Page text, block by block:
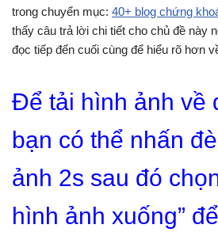
trong chuyển mục: 40+ blog chứng
thấy câu trả lời chi tiết cho chủ đề này
đọc tiếp đến cuối cùng để hiểu rõ hơn
Để tải hình ảnh về
bạn có thể nhấn
ảnh 2s sau đó
hình ảnh xuống”